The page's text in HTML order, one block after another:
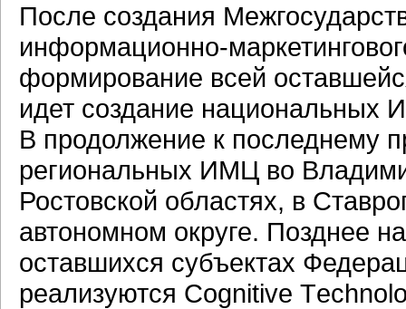
После создания
информационно-
формирование всей
идет создание национальных
В продолжение к последнему
региональных ИМЦ во
Ростовской областях, в
автономном округе. Позднее
оставшихся субъектах
реализуются Cognitive